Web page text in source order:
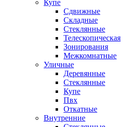
Купе
Сдвижные
Складные
Стеклянные
Телескопическая
Зонирования
Межкомнатные
Уличные
Деревянные
Стеклянные
Купе
Пвх
Откатные
Внутренние